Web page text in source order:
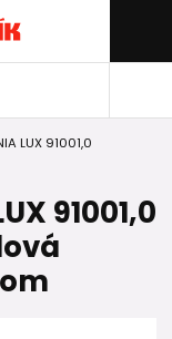
LUX 91001,0
91001,0